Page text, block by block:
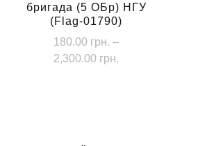
бригада (5 ОБр) НГУ
(Flag-01790)
180.00 грн. –
2,300.00 грн.